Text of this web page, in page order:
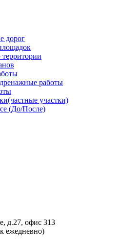
дорог
территории
работы
участки)
(До/После)
д.27, офис 313
ежедневно)